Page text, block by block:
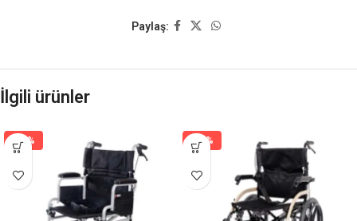
Paylaş:
İlgili ürünler
-14% -25%